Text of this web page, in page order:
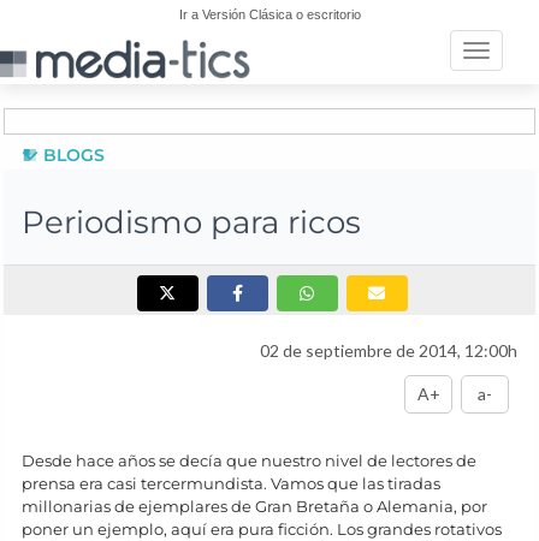
Ir a Versión Clásica o escritorio
Toggle
BLOGS
Periodismo para ricos
02 de septiembre de 2014, 12:00h
A+ a-
Desde hace años se decía que nuestro nivel de lectores de
prensa era casi tercermundista. Vamos que las tiradas
millonarias de ejemplares de Gran Bretaña o Alemania, por
poner un ejemplo, aquí era pura ficción. Los grandes rotativos